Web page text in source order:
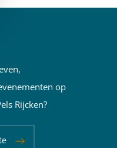
op
Rijcken?